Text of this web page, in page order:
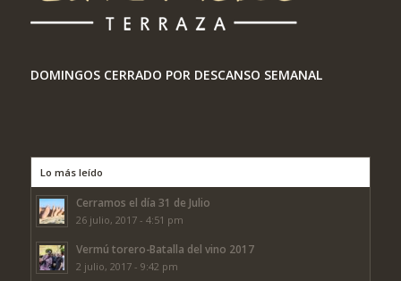
DOMINGOS CERRADO POR DESCANSO SEMANAL
Lo más leído
Cerramos el día 31 de Julio
26 julio, 2017 - 4:51 pm
Vermú torero-Batalla del vino 2017
2 julio, 2017 - 9:42 pm